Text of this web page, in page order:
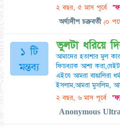
২ বছর, ৫ মাস পূর্বে
অর্ঘ্যদীপ চক্রবর্তী (০
১ টি
মন্তব্য
ভুলটা ধরিয়ে
আমাদের হতাশার মুল
ফিডব্যাক আশা
এইযে আমরা বাঙালিরা
ইসলাম,আমরা মুসলিম,
২ বছর, ৬ মাস পূর্বে
Anonymous